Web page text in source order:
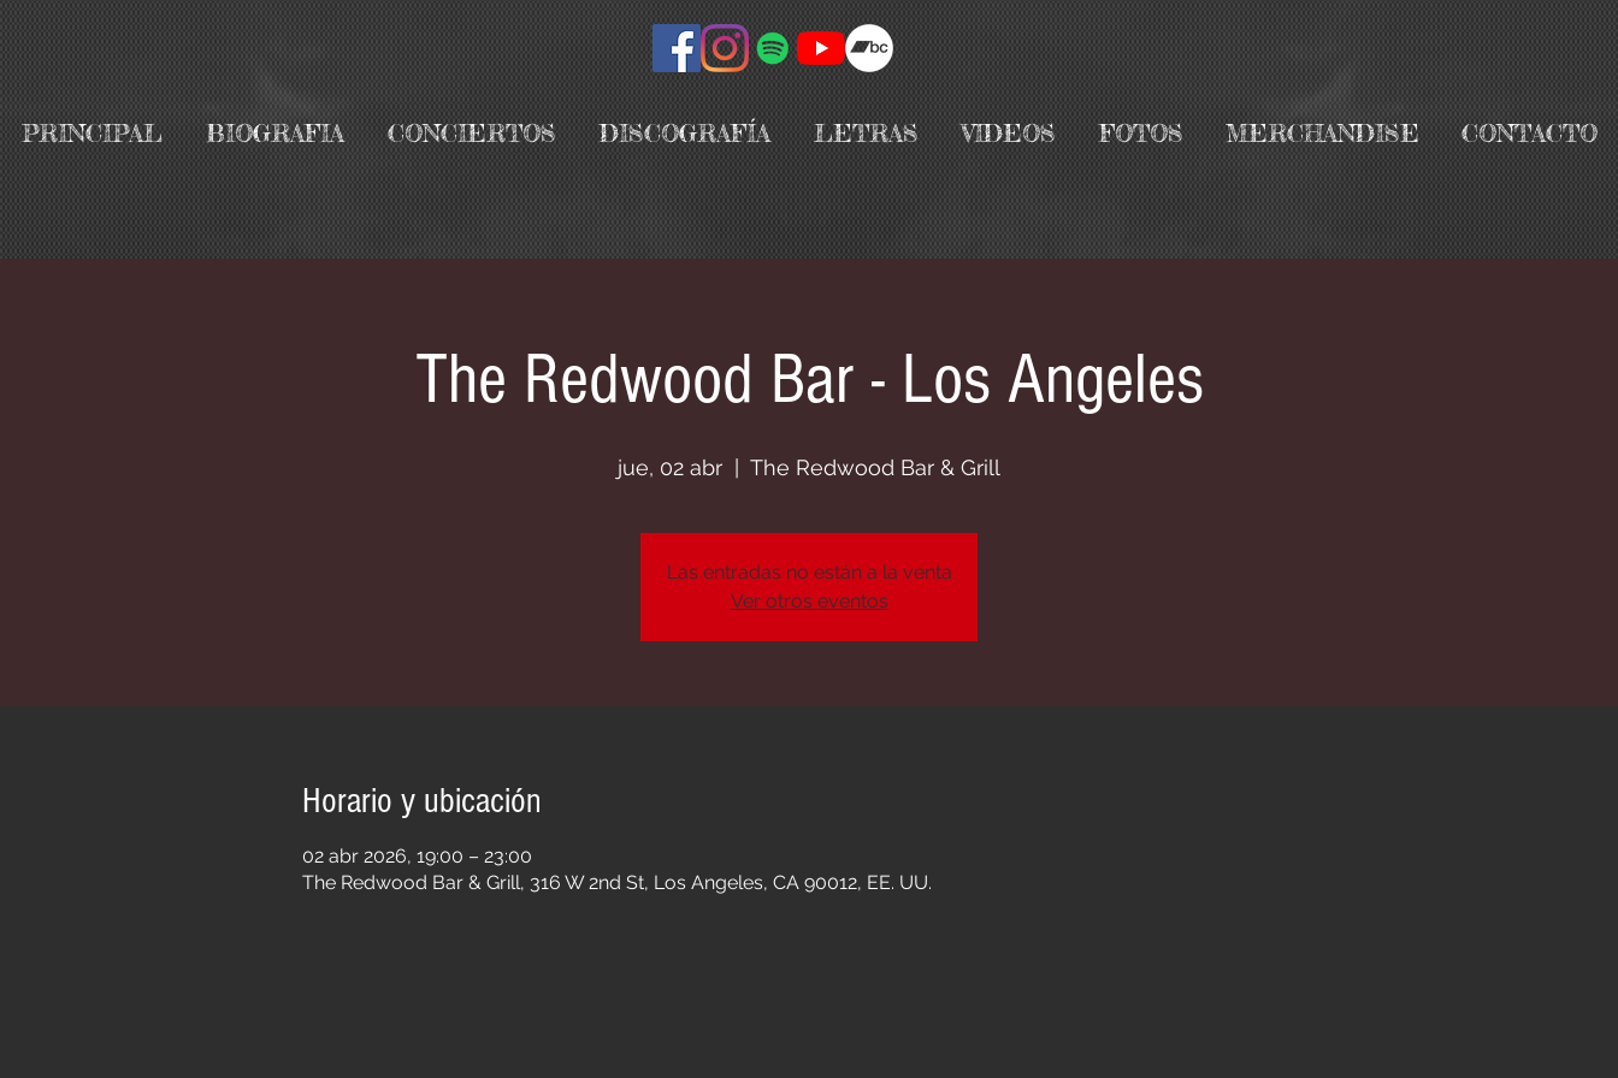
PRINCIPAL BIOGRAFIA CONCIERTOS DISCOGRAFÍA LETRAS VIDEOS FOTOS MERCHANDISE CONTACTO
The Redwood Bar - Los Angeles
jue, 02 abr The Redwood Bar & Grill
Las entradas no están a la venta
Ver otros eventos
Horario y ubicación
02 abr 2026, 19:00 – 23:00
The Redwood Bar & Grill, 316 W 2nd St, Los Angeles, CA 90012, EE. UU.